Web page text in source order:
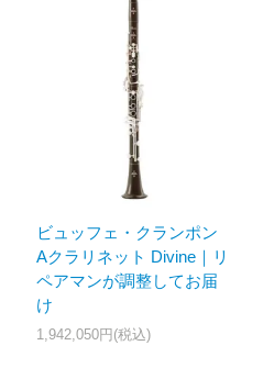
ビュッフェ・クランポン
Aクラリネット Divine｜リ
ペアマンが調整してお届
け
1,942,050円(税込)